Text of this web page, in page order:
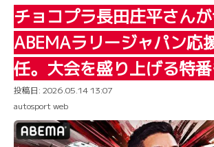
チョコプラ長田庄平さん
ABEMAラリージャパン応
任。大会を盛り上げる特
投稿日: 2026.05.14 13:07
autosport web